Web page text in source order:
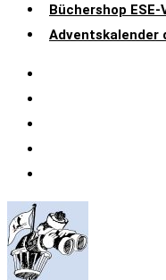
Büchershop ESE-
Adventskalender